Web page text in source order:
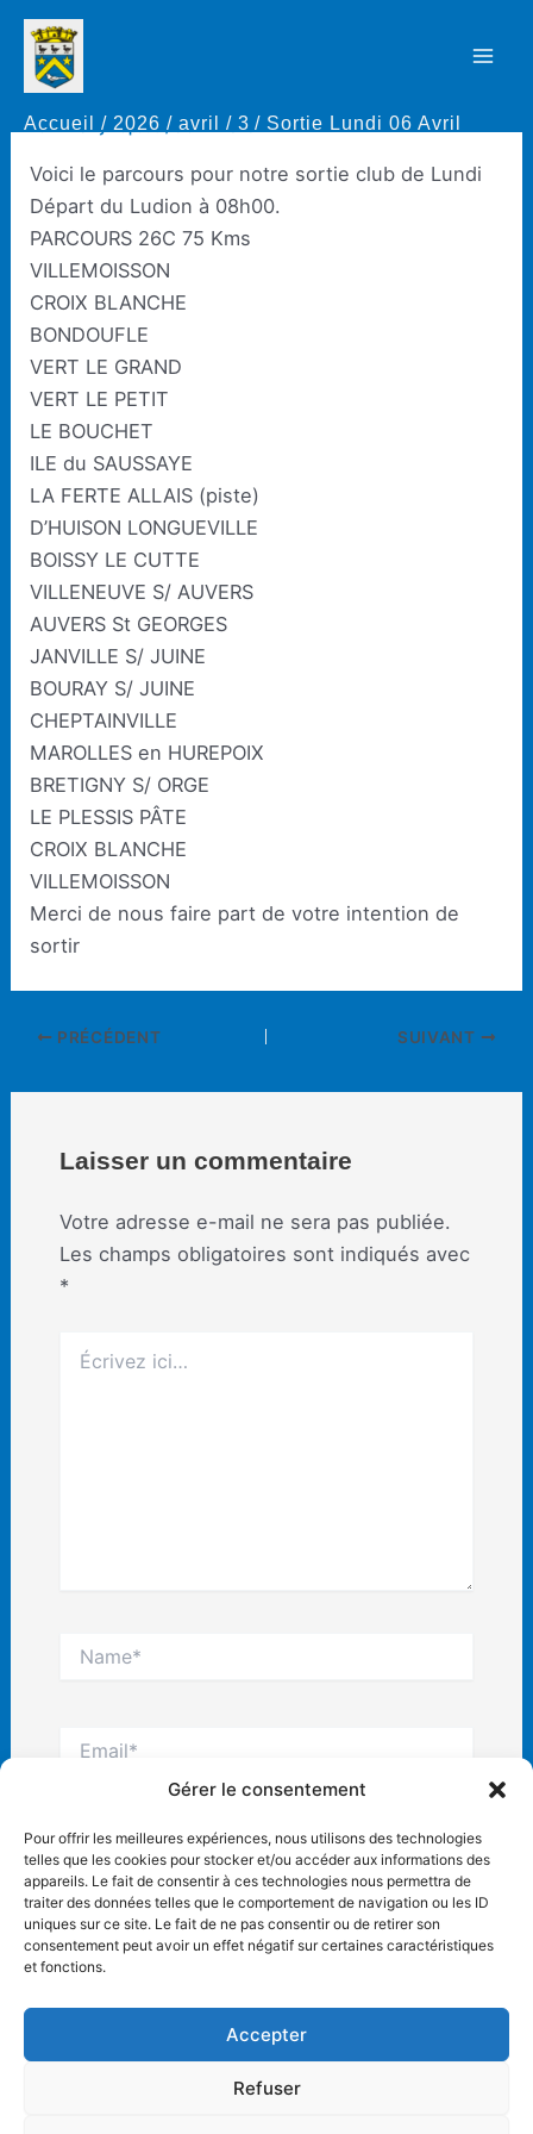
Gérer le consentement
Pour offrir les meilleures expériences, nous utilisons des technologies
telles que les cookies pour stocker et/ou accéder aux informations des
appareils. Le fait de consentir à ces technologies nous permettra de
traiter des données telles que le comportement de navigation ou les ID
uniques sur ce site. Le fait de ne pas consentir ou de retirer son
consentement peut avoir un effet négatif sur certaines caractéristiques
et fonctions.
Accepter
Refuser
Aller
contenu
Accueil 2026 avril 3 Sortie Lundi 06 Avril
Sortie Lundi 06 Avril
ParThierry Rapaud / 3 avril 2026
Voici le parcours pour notre sortie club de Lundi
Départ du Ludion à 08h00.
PARCOURS 26C 75 Kms
VILLEMOISSON
CROIX BLANCHE
BONDOUFLE
VERT LE GRAND
VERT LE PETIT
LE BOUCHET
ILE du SAUSSAYE
LA FERTE ALLAIS (piste)
D’HUISON LONGUEVILLE
BOISSY LE CUTTE
VILLENEUVE S/ AUVERS
AUVERS St GEORGES
JANVILLE S/ JUINE
BOURAY S/ JUINE
CHEPTAINVILLE
MAROLLES en HUREPOIX
BRETIGNY S/ ORGE
LE PLESSIS PÂTE
CROIX BLANCHE
VILLEMOISSON
Merci de nous faire part de votre intention de
sortir
Navigation
articles
PRÉCÉDENT SUIVANT
Laisser un commentaire
Votre adresse e-mail ne sera pas publiée.
Les champs obligatoires sont indiqués avec
*
ici…
Site
Internet